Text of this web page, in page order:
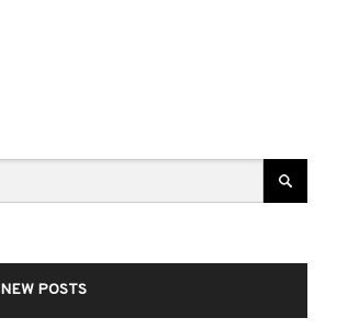
NEW POSTS